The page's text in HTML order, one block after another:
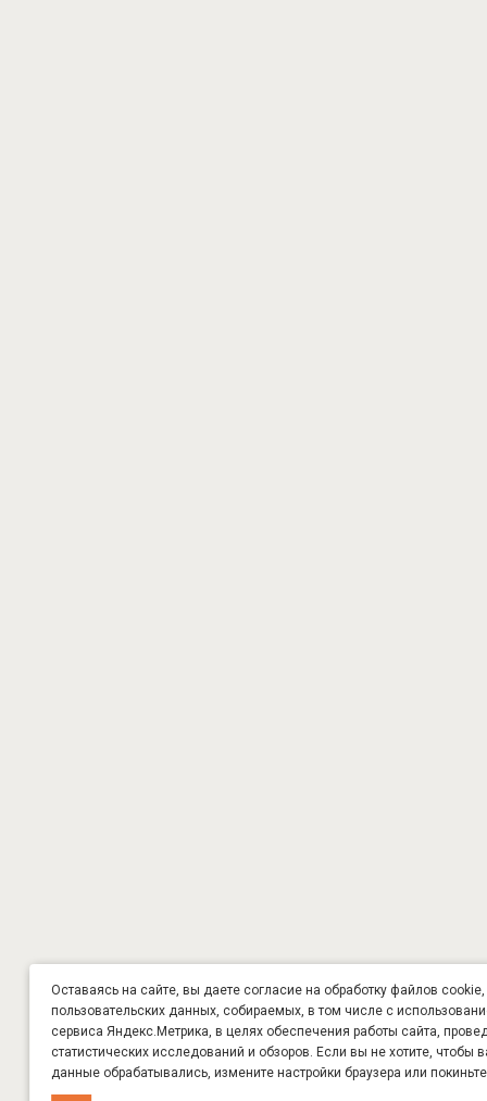
Оставаясь на сайте, вы даете согласие на обработку файлов cookie,
пользовательских данных, собираемых, в том числе с
сервиса Яндекс.Метрика, в целях обеспечения работы сайта,
статистических исследований и обзоров. Если вы не хотите, чтобы
данные обрабатывались, измените настройки браузера или